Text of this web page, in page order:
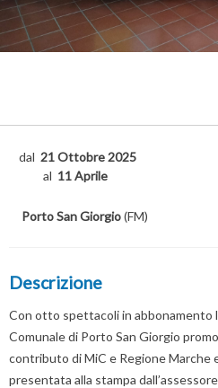
dal 21 Ottobre 2025
al 11 Aprile
Porto San Giorgio(FM)
Descrizione
Con otto spettacoli in abbonamento
Comunale di Porto San Giorgio
contributo di MiC e Regione Marche
presentata alla stampa